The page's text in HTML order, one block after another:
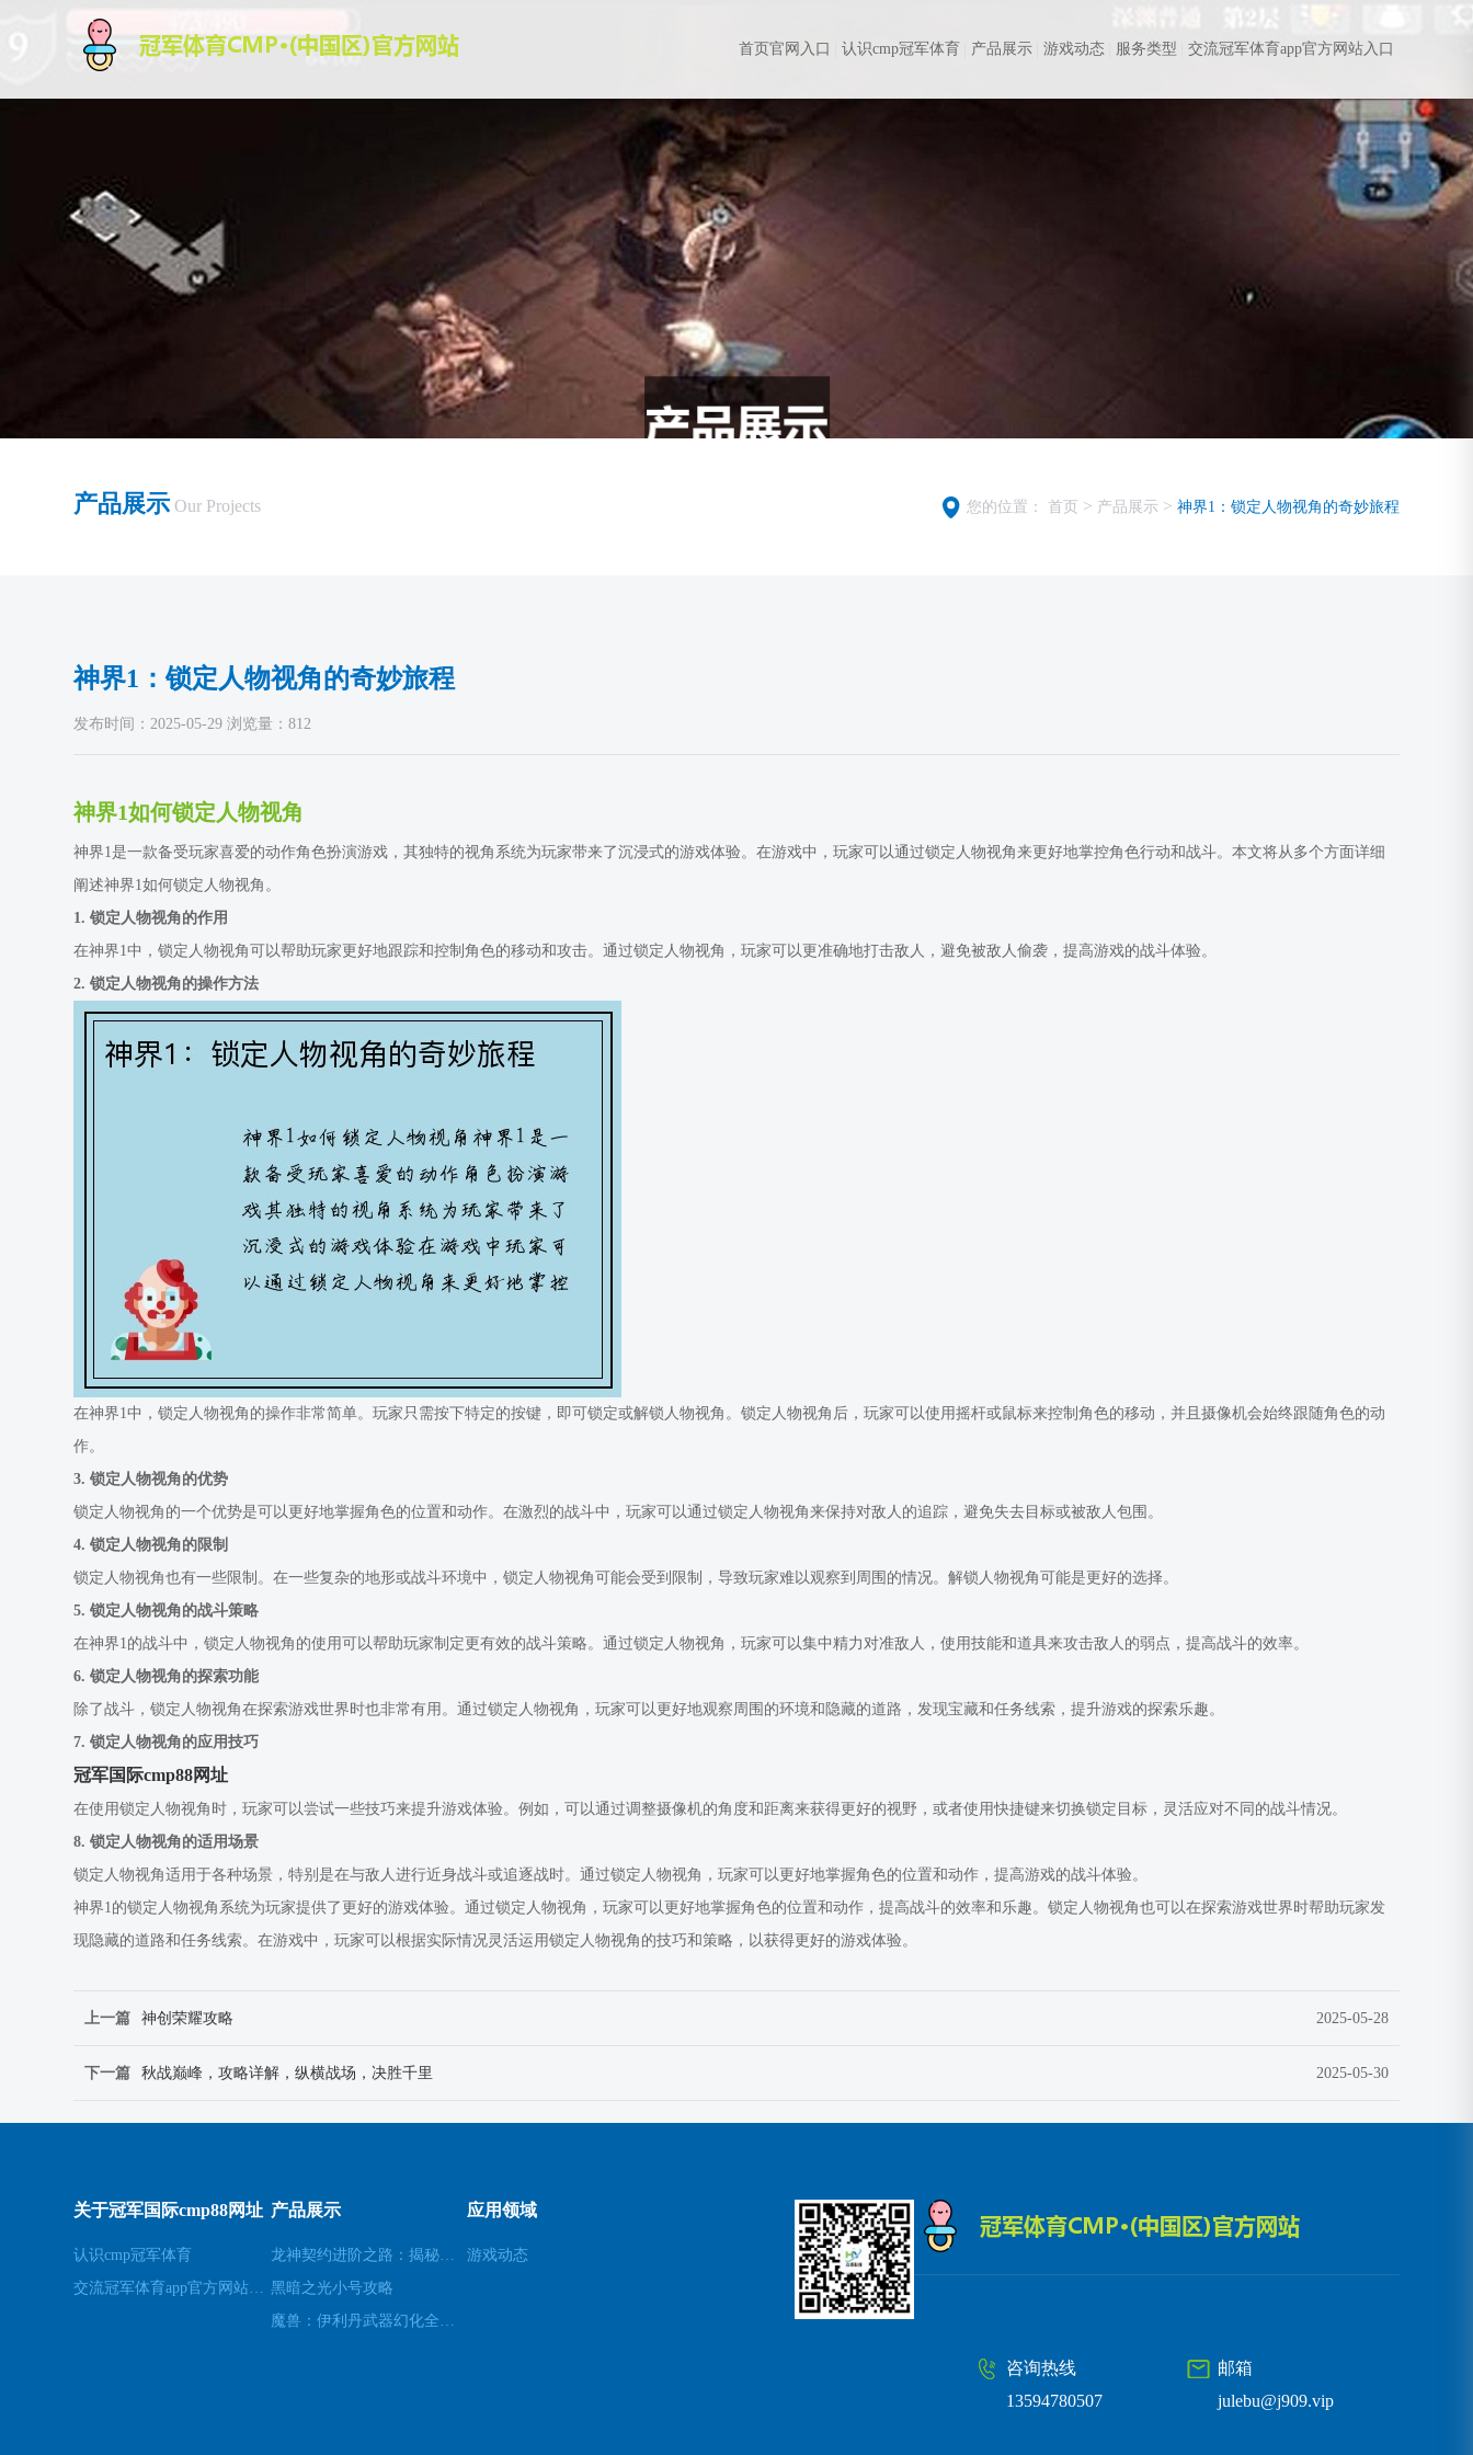
首页官网入口 认识cmp冠军体育 产品展示 游戏动态 服务类型 交流冠军体育app官方网站入口
产品展示 Our Projects 您的位置： 首页 > 产品展示 > 神界1：锁定人物视角的奇妙旅程
神界1：锁定人物视角的奇妙旅程
发布时间：2025-05-29 浏览量：812
神界1如何锁定人物视角
神界1是一款备受玩家喜爱的动作角色扮演游戏，其独特的视角系统为玩家带来了沉浸式的游戏体验。在游戏中，玩家可以通过锁定人物视角来更好地掌控角色行动和战斗。本文将从多个方面详细
阐述神界1如何锁定人物视角。
1. 锁定人物视角的作用
在神界1中，锁定人物视角可以帮助玩家更好地跟踪和控制角色的移动和攻击。通过锁定人物视角，玩家可以更准确地打击敌人，避免被敌人偷袭，提高游戏的战斗体验。
2. 锁定人物视角的操作方法
在神界1中，锁定人物视角的操作非常简单。玩家只需按下特定的按键，即可锁定或解锁人物视角。锁定人物视角后，玩家可以使用摇杆或鼠标来控制角色的移动，并且摄像机会始终跟随角色的动
作。
3. 锁定人物视角的优势
锁定人物视角的一个优势是可以更好地掌握角色的位置和动作。在激烈的战斗中，玩家可以通过锁定人物视角来保持对敌人的追踪，避免失去目标或被敌人包围。
4. 锁定人物视角的限制
锁定人物视角也有一些限制。在一些复杂的地形或战斗环境中，锁定人物视角可能会受到限制，导致玩家难以观察到周围的情况。解锁人物视角可能是更好的选择。
5. 锁定人物视角的战斗策略
在神界1的战斗中，锁定人物视角的使用可以帮助玩家制定更有效的战斗策略。通过锁定人物视角，玩家可以集中精力对准敌人，使用技能和道具来攻击敌人的弱点，提高战斗的效率。
6. 锁定人物视角的探索功能
除了战斗，锁定人物视角在探索游戏世界时也非常有用。通过锁定人物视角，玩家可以更好地观察周围的环境和隐藏的道路，发现宝藏和任务线索，提升游戏的探索乐趣。
7. 锁定人物视角的应用技巧
冠军国际cmp88网址
在使用锁定人物视角时，玩家可以尝试一些技巧来提升游戏体验。例如，可以通过调整摄像机的角度和距离来获得更好的视野，或者使用快捷键来切换锁定目标，灵活应对不同的战斗情况。
8. 锁定人物视角的适用场景
锁定人物视角适用于各种场景，特别是在与敌人进行近身战斗或追逐战时。通过锁定人物视角，玩家可以更好地掌握角色的位置和动作，提高游戏的战斗体验。
神界1的锁定人物视角系统为玩家提供了更好的游戏体验。通过锁定人物视角，玩家可以更好地掌握角色的位置和动作，提高战斗的效率和乐趣。锁定人物视角也可以在探索游戏世界时帮助玩家发
现隐藏的道路和任务线索。在游戏中，玩家可以根据实际情况灵活运用锁定人物视角的技巧和策略，以获得更好的游戏体验。
上一篇 神创荣耀攻略 2025-05-28
下一篇 秋战巅峰，攻略详解，纵横战场，决胜千里 2025-05-30
关于冠军国际cmp88网址
认识cmp冠军体育
交流冠军体育app官方网站入口
产品展示
龙神契约进阶之路：揭秘超凡羁绊的奥秘
黑暗之光小号攻略
魔兽：伊利丹武器幻化全解析
应用领域
游戏动态
邮箱
julebu@j909.vip
咨询热线
13594780507